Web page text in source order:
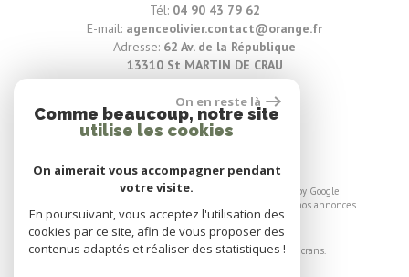
Tél: 04 90 43 79 62
E-mail: agenceolivier.contact@orange.fr
Adresse: 62 Av. de la République
13310 St MARTIN DE CRAU
Voir nos avis clients
88 avis
© 2026 | Tous droits réservés | Traduction powered by Google
Toutes nos annonces
Site internet compatible multi-supports,
un seul site adaptable à tous les types d'écrans.
On en reste là
Comme beaucoup, notre site
utilise les cookies
On aimerait vous accompagner pendant
votre visite.
En poursuivant, vous acceptez l'utilisation des
cookies par ce site, afin de vous proposer des
contenus adaptés et réaliser des statistiques !